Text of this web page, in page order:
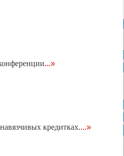
...»
кредитках....»